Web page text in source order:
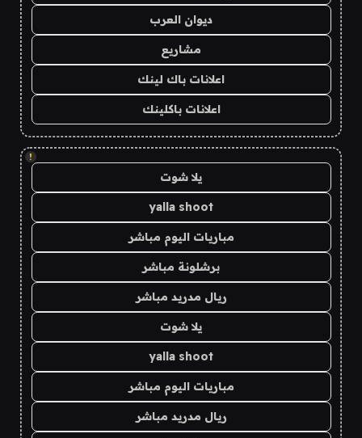
ديوان العرب
مشاريع
اعلانات باك لينك
اعلانات باكلينك
!
يلا شوت
yalla shoot
مباريات اليوم مباشر
برشلونة مباشر
ريال مدريد مباشر
يلا شوت
yalla shoot
مباريات اليوم مباشر
ريال مدريد مباشر